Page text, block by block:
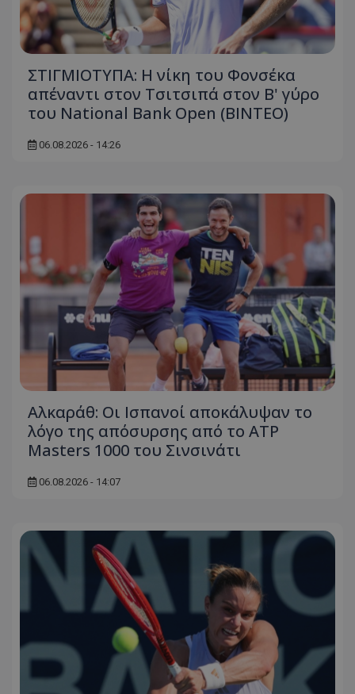
ΣΤΙΓΜΙΟΤΥΠΑ: Η νίκη του Φονσέκα
απέναντι στον Τσιτσιπά στον Β' γύρο
του National Bank Open (ΒΙΝΤΕΟ)
06.08.2026 - 14:26
Αλκαράθ: Οι Ισπανοί αποκάλυψαν το
λόγο της απόσυρσης από το ATP
Masters 1000 του Σινσινάτι
06.08.2026 - 14:07